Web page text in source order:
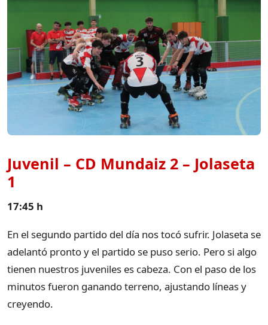
Juvenil – CD Mundaiz 2 – Jolaseta
1
17:45 h
En el segundo partido del día nos tocó sufrir. Jolaseta se
adelantó pronto y el partido se puso serio. Pero si algo
tienen nuestros juveniles es cabeza. Con el paso de los
minutos fueron ganando terreno, ajustando líneas y
creyendo.